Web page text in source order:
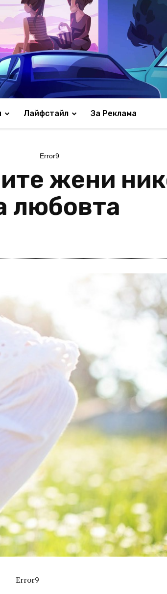
Лайфстайл За Реклама
Error9
жени
любовта
Error9